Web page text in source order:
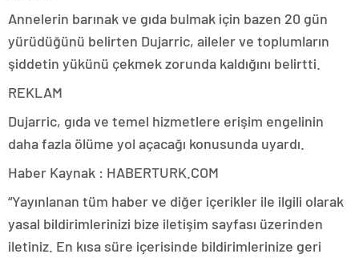
Annelerin barınak ve gıda bulmak için bazen 20 gün
yürüdüğünü belirten Dujarric, aileler ve toplumların
şiddetin yükünü çekmek zorunda kaldığını belirtti.
REKLAM
Dujarric, gıda ve temel hizmetlere erişim engelinin
daha fazla ölüme yol açacağı konusunda uyardı.
Haber Kaynak : HABERTURK.COM
“Yayınlanan tüm haber ve diğer içerikler ile ilgili olarak
yasal bildirimlerinizi bize iletişim sayfası üzerinden
iletiniz. En kısa süre içerisinde bildirimlerinize geri